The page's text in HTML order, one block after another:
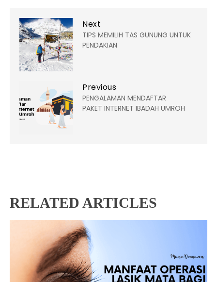
Next
TIPS MEMILIH TAS GUNUNG UNTUK
PENDAKIAN
Previous
PENGALAMAN MENDAFTAR
PAKET INTERNET IBADAH UMROH
RELATED ARTICLES